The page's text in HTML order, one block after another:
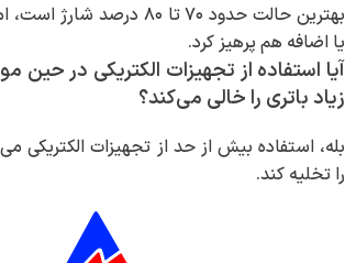
بهترین حالت حدود ۷۰ تا ۸۰
یا اضافه هم پرهیز کرد.
آیا استفاده از تجهیزات الکتریکی در حین
زیاد باتری را خالی می‌کند؟
بله، استفاده بیش از حد از تجهیزات الکتریکی
را تخلیه کند.